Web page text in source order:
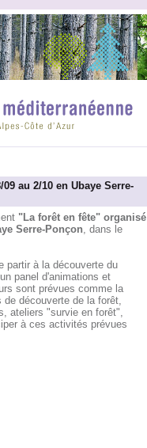
au 2/10 en Ubaye Serre-
"La forêt en fête" organisé
Serre-Ponçon, dans le
partir à la découverte du
panel d'animations et
sont prévues comme la
découverte de la forêt,
ateliers "survie en forêt",
à ces activités prévues